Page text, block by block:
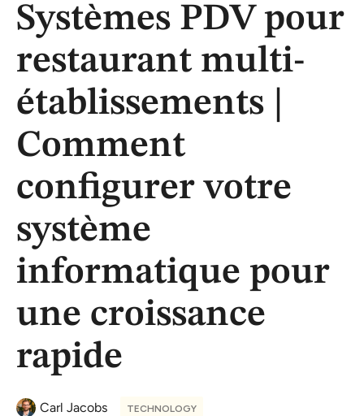
Systèmes PDV pour
restaurant multi-
établissements |
Comment
configurer votre
système
informatique pour
une croissance
rapide
Carl Jacobs TECHNOLOGY